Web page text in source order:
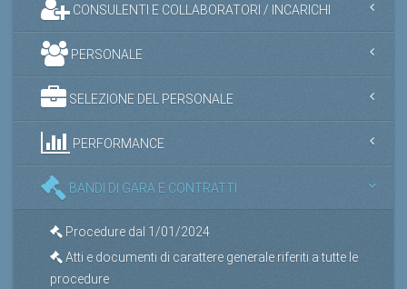
CONSULENTI E COLLABORATORI / INCARICHI
PERSONALE
SELEZIONE DEL PERSONALE
PERFORMANCE
BANDI DI GARA E CONTRATTI
Procedure dal 1/01/2024
Atti e documenti di carattere generale riferiti a tutte le
procedure